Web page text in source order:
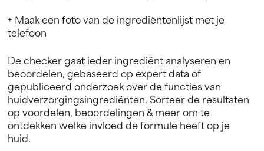
+ Maak een foto van de ingrediëntenlijst met je
telefoon
De checker gaat ieder ingrediënt analyseren en
beoordelen, gebaseerd op expert data of
gepubliceerd onderzoek over de functies van
huidverzorgingsingrediënten. Sorteer de resultaten
op voordelen, beoordelingen & meer om te
ontdekken welke invloed de formule heeft op je
huid.